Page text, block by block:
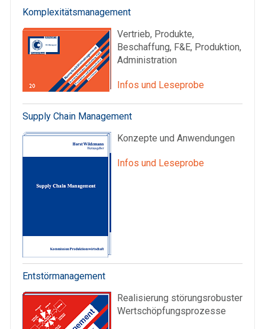
Komplexitätsmanagement
Vertrieb, Produkte,
Beschaffung, F&E, Produktion,
Administration
Infos und Leseprobe
Supply Chain Management
Konzepte und Anwendungen
Infos und Leseprobe
Entstörmanagement
Realisierung störungsrobuster
Wertschöpfungsprozesse